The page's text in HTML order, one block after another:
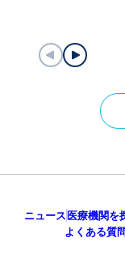
ニュース医療機関を
よくある質